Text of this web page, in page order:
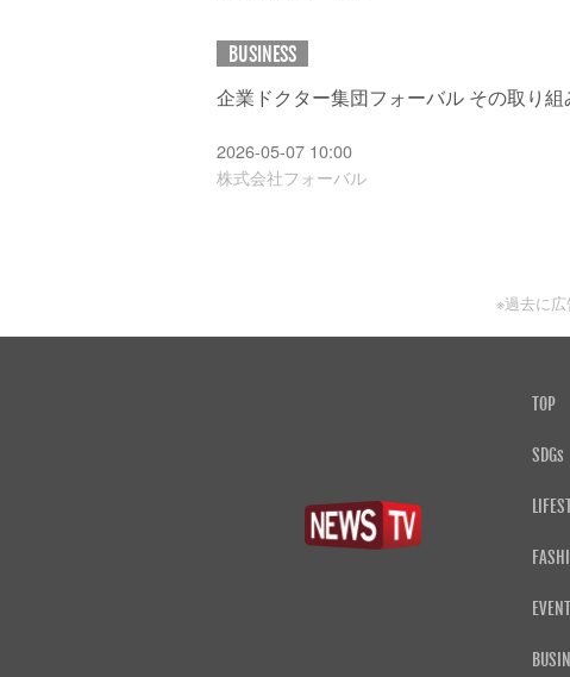
BUSINESS
企業ドクター集団フォーバル その取り組
2026-05-07 10:00
株式会社フォーバル
※過去に
TOP
SDGs
EVENT